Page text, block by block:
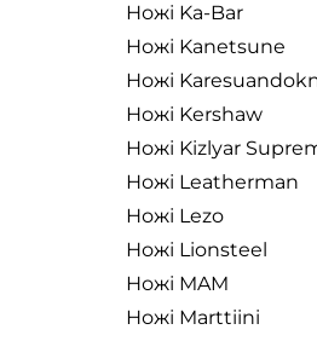
Ножі Ka-Bar
Ножі Kanetsune
Ножі
Ножі Kershaw
Ножі Kizlyar
Ножі Leatherman
Ножі Lezo
Ножі Lionsteel
Ножі MAM
Ножі Marttiini